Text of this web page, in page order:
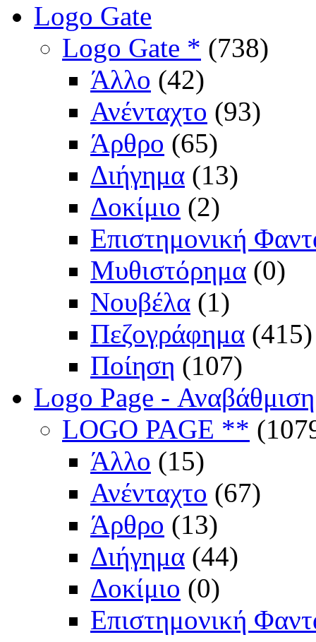
Logo Gate
Logo Gate * (738)
Άλλο (42)
Ανένταχτο (93)
Άρθρο (65)
Διήγημα (13)
Δοκίμιο (2)
Επιστημονική
Μυθιστόρημα (0)
Νουβέλα (1)
Πεζογράφημα (415)
Ποίηση (107)
Logo Page -
LOGO PAGE **
Άλλο (15)
Ανένταχτο (67)
Άρθρο (13)
Διήγημα (44)
Δοκίμιο (0)
Επιστημονική